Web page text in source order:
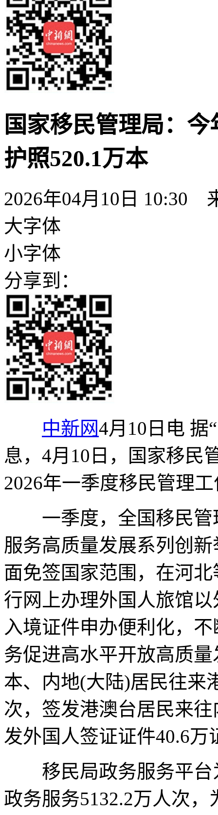
国家移民管理局：
护照520.1万本
2026年04月10日 10:30
大字体
小字体
分享到：
中新网4月10日电 据
息，4月10日，国家移民
2026年一季度移民管理
一季度，全国移民管
服务高质量发展系列创
面免签国家范围，在河
行网上办理外国人旅馆
入境证件申办便利化，
务促进高水平开放高质
本、内地(大陆)居民往来
次，签发港澳台居民来
发外国人签证证件40.6万
移民局政务服务平台
政务服务5132.2万人次